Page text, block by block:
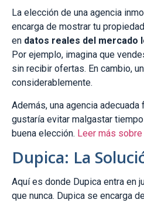
La elección de una agencia
encarga de mostrar tu
en datos reales del mercado
Por ejemplo, imagina que
sin recibir ofertas. En cambio,
considerablemente.
Además, una agencia
gustaría evitar malgastar
buena elección. Leer más
Dupica: La
Aquí es donde Dupica entra en
que nunca. Dupica se encarga